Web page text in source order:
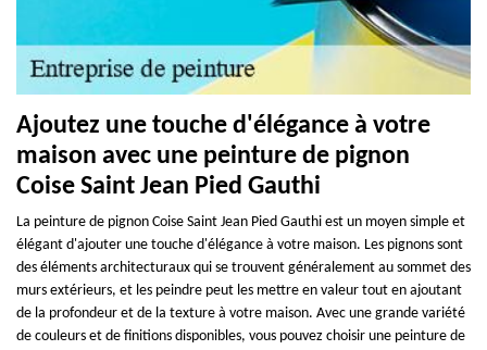
Ajoutez une touche d'élégance à votre
maison avec une peinture de pignon
Coise Saint Jean Pied Gauthi
La peinture de pignon Coise Saint Jean Pied Gauthi est un moyen simple et
élégant d'ajouter une touche d'élégance à votre maison. Les pignons sont
des éléments architecturaux qui se trouvent généralement au sommet des
murs extérieurs, et les peindre peut les mettre en valeur tout en ajoutant
de la profondeur et de la texture à votre maison. Avec une grande variété
de couleurs et de finitions disponibles, vous pouvez choisir une peinture de